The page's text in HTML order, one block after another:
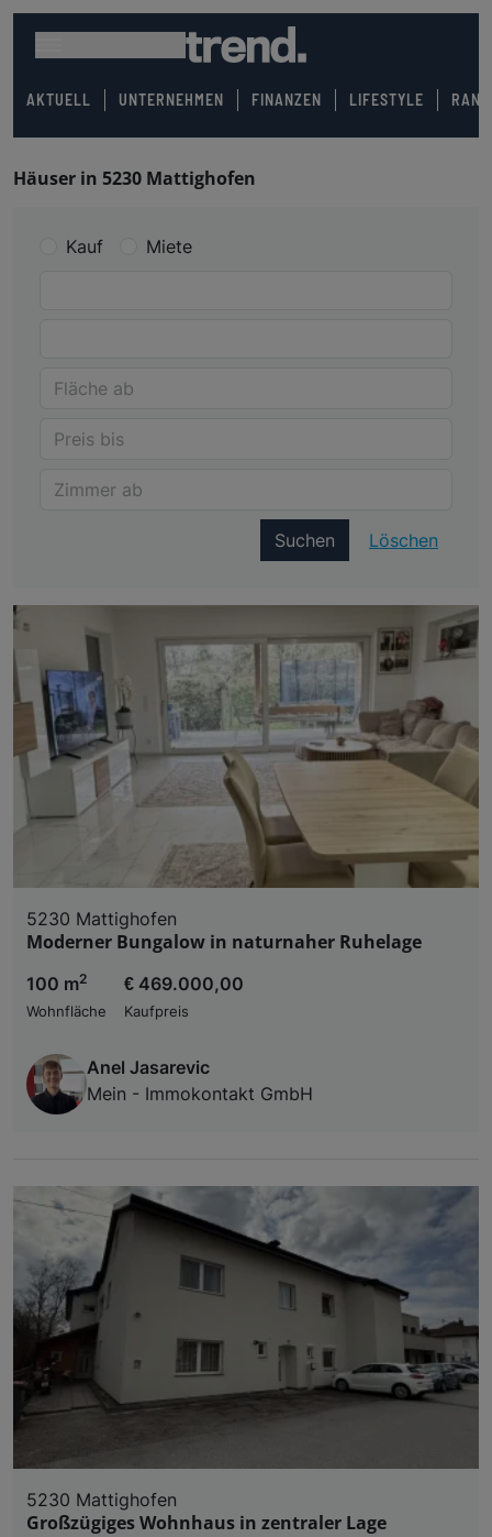
AKTUELL UNTERNEHMEN FINANZEN LIFESTYLE
Häuser in 5230 Mattighofen
Kauf Miete
Suchen Löschen
5230 Mattighofen
Moderner Bungalow in naturnaher Ruhelage
100 m2
Wohnfläche
€ 469.000,00
Kaufpreis
Anel Jasarevic
Mein - Immokontakt GmbH
5230 Mattighofen
Großzügiges Wohnhaus in zentraler Lage